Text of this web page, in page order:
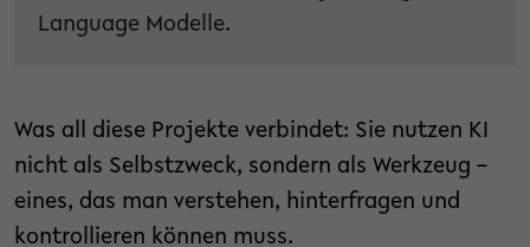
Language Modelle.
Was all diese Projekte verbindet: Sie nutzen KI
nicht als Selbstzweck, sondern als Werkzeug –
eines, das man verstehen, hinterfragen und
kontrollieren können muss.